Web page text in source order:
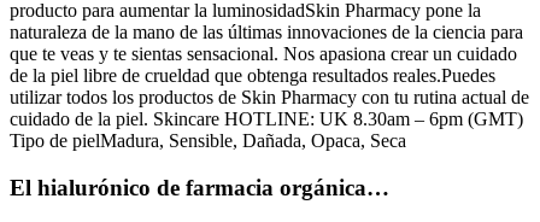
producto para aumentar la luminosidadSkin Pharmacy pone la
naturaleza de la mano de las últimas innovaciones de la ciencia para
que te veas y te sientas sensacional. Nos apasiona crear un cuidado
de la piel libre de crueldad que obtenga resultados reales.Puedes
utilizar todos los productos de Skin Pharmacy con tu rutina actual de
cuidado de la piel. Skincare HOTLINE: UK 8.30am – 6pm (GMT)
Tipo de pielMadura, Sensible, Dañada, Opaca, Seca
El hialurónico de farmacia orgánica…